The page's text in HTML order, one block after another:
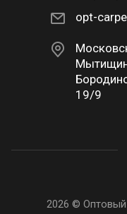
opt-
19/9
2026 © Оптовый